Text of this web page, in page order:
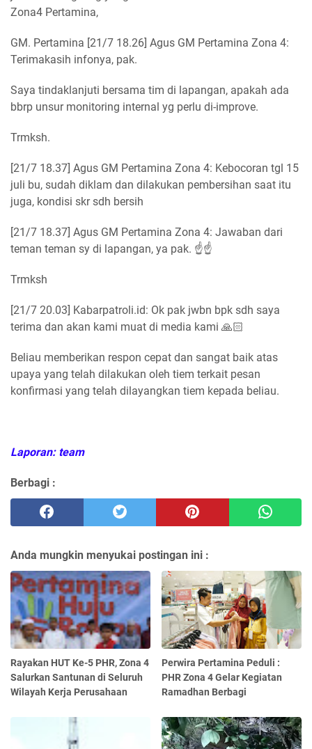
Zona4 Pertamina,
GM. Pertamina [21/7 18.26] Agus GM Pertamina Zona 4:
Terimakasih infonya, pak.
Saya tindaklanjuti bersama tim di lapangan, apakah ada
bbrp unsur monitoring internal yg perlu di-improve.
Trmksh.
[21/7 18.37] Agus GM Pertamina Zona 4: Kebocoran tgl 15
juli bu, sudah diklam dan dilakukan pembersihan saat itu
juga, kondisi skr sdh bersih
[21/7 18.37] Agus GM Pertamina Zona 4: Jawaban dari
teman teman sy di lapangan, ya pak. ☝️☝️
Trmksh
[21/7 20.03] Kabarpatroli.id: Ok pak jwbn bpk sdh saya
terima dan akan kami muat di media kami 🙏🏻
Beliau memberikan respon cepat dan sangat baik atas
upaya yang telah dilakukan oleh tiem terkait pesan
konfirmasi yang telah dilayangkan tiem kepada beliau.
Laporan: team
Berbagi :
Anda mungkin menyukai postingan ini :
Rayakan HUT Ke-5 PHR, Zona 4
Salurkan Santunan di Seluruh
Wilayah Kerja Perusahaan
Perwira Pertamina Peduli :
PHR Zona 4 Gelar Kegiatan
Ramadhan Berbagi